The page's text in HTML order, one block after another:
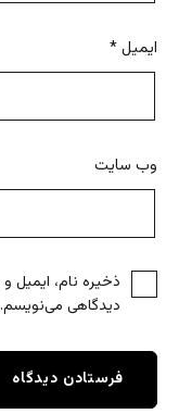
ایمیل*
وب‌ سایت
ذخیره نام، ایمیل
دیدگاهی می‌نویسم.